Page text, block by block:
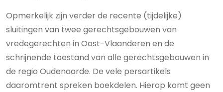
Opmerkelijk zijn verder de recente (tijdelijke)
sluitingen van twee gerechtsgebouwen van
vredegerechten in Oost-Vlaanderen en de
schrijnende toestand van alle gerechtsgebouwen in
de regio Oudenaarde. De vele persartikels
daaromtrent spreken boekdelen. Hierop komt geen